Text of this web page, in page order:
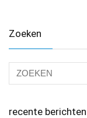
Zoeken
recente berichten